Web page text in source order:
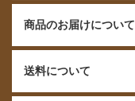
商品のお届けについて
送料について